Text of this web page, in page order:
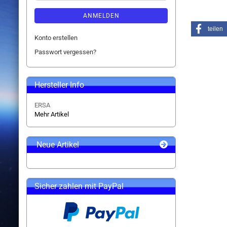
teilen
ANMELDEN
Konto erstellen
Passwort vergessen?
Hersteller Info
ERSA
Mehr Artikel
Neue Artikel
Sicher zahlen mit PayPal